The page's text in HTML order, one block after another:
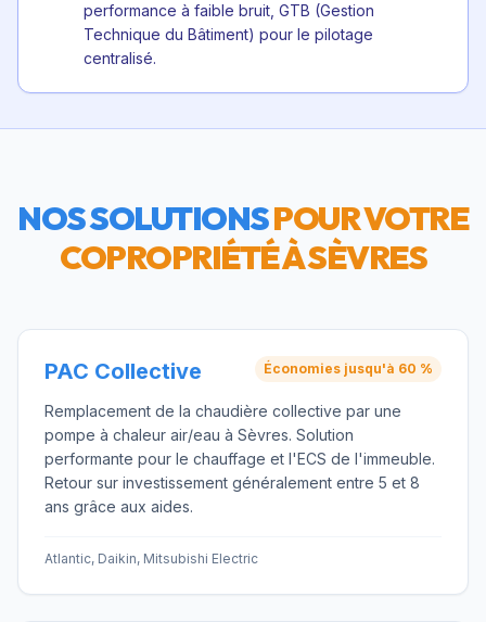
performance à faible bruit, GTB (Gestion
Technique du Bâtiment) pour le pilotage
centralisé.
NOS SOLUTIONSPOUR VOTRE
COPROPRIÉTÉ ÀSÈVRES
PAC Collective Économies jusqu'à 60 %
Remplacement de la chaudière collective par une
pompe à chaleur air/eau à Sèvres. Solution
performante pour le chauffage et l'ECS de l'immeuble.
Retour sur investissement généralement entre 5 et 8
ans grâce aux aides.
Atlantic, Daikin, Mitsubishi Electric